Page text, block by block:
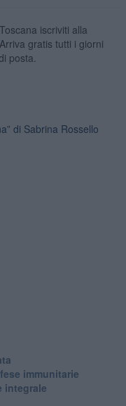
iscriviti alla
Arriva gratis tutti i giorni
posta.
di Sabrina Rossello
immunitarie
integrale